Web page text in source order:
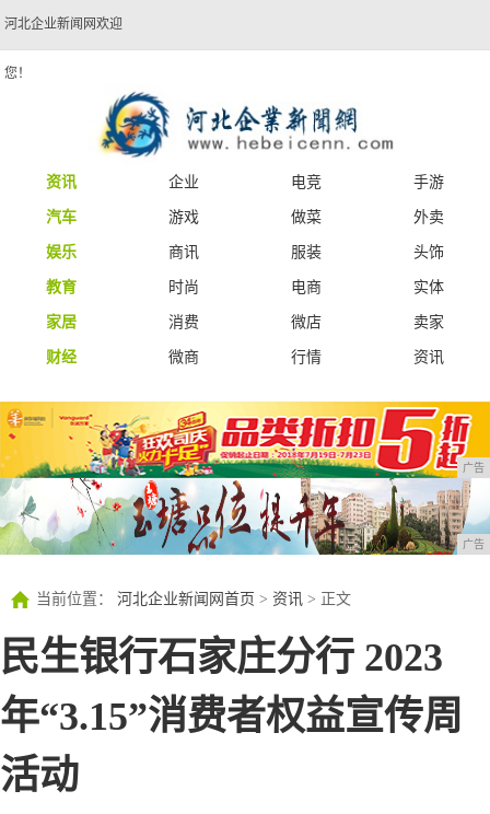
河北企业新闻网欢迎
您！
资讯 企业 电竞
手游
汽车
游戏 做菜
外卖
娱乐
商讯 服装
头饰
教育
时尚 电商
实体
家居
消费 微店
卖家
财经
微商 行情 资讯
广告
广告
当前位置： 河北企业新闻网首页 > 资讯 > 正文
民生银行石家庄分行 2023
年“3.15”消费者权益宣传周
活动